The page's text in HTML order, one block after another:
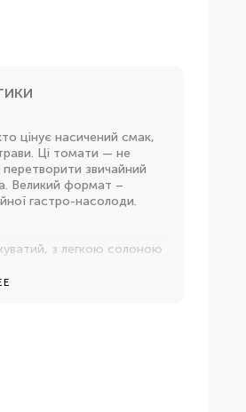
цінує насичений смак,
Ці томати — не
перетворити звичайний
Великий формат –
гастро-насолоди.
з легкою солоною